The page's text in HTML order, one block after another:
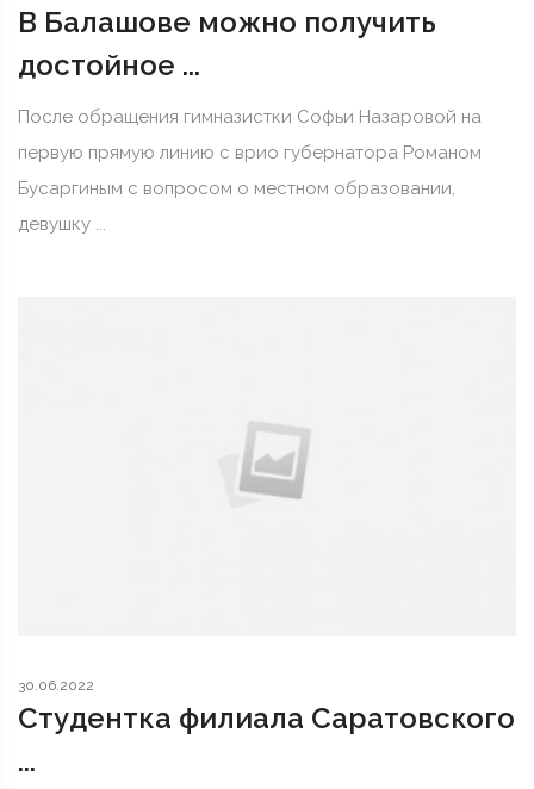
В Балашове можно получить
достойное ...
После обращения гимназистки Софьи Назаровой на
первую прямую линию с врио губернатора Романом
Бусаргиным с вопросом о местном образовании,
девушку ...
30.06.2022
Студентка филиала Саратовского
...